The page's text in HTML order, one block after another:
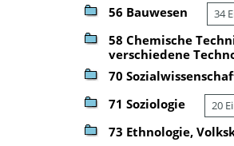
56 Bauwesen 34
58 Chemische
verschiedene
70
71 Soziologie 20
73 Ethnologie,